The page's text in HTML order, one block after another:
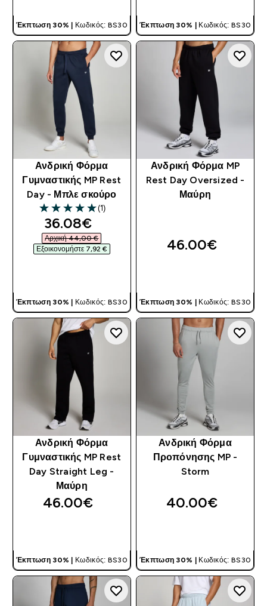
Έκπτωση 30% | Κωδικός: BS30 Έκπτωση 30% | Κωδικός: BS30
Ανδρική Φόρμα
Γυμναστικής MP Rest
Day - Μπλε σκούρο
5 out of 5 stars
(1)
discounted price
36.08€‎
Αρχική 44,00 €‎
Εξοικονομήστε 7,92 €‎
Έκπτωση 30% | Κωδικός: BS30
Ανδρική Φόρμα MP
Rest Day Oversized -
Μαύρη
46.00€‎
Έκπτωση 30% | Κωδικός: BS30
Ανδρική Φόρμα
Γυμναστικής MP Rest
Day Straight Leg -
Μαύρη
46.00€‎
Έκπτωση 30% | Κωδικός: BS30
Ανδρική Φόρμα
Προπόνησης MP -
Storm
40.00€‎
Έκπτωση 30% | Κωδικός: BS30